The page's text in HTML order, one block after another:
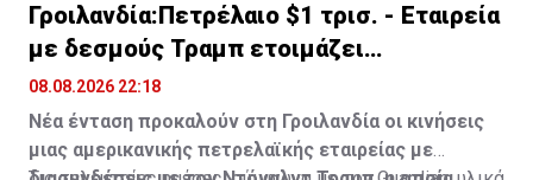
Γροιλανδία:Πετρέλαιο $1 τρισ. - Εταιρεία
με δεσμούς Τραμπ ετοιμάζει
γεωτρήσεις
08.08.2026 22:18
Νέα ένταση προκαλούν στη Γροιλανδία οι κινήσεις
μιας αμερικανικής πετρελαϊκής εταιρείας με